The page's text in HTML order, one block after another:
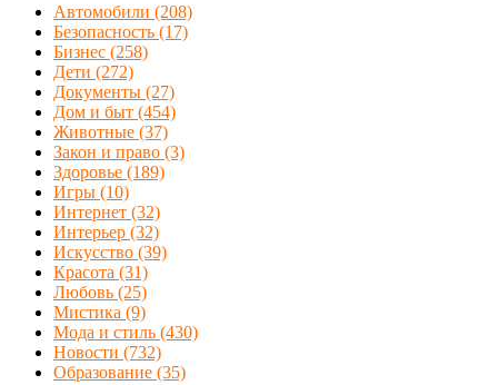
Автомобили (208)
Безопасность (17)
Бизнес (258)
Дети (272)
Документы (27)
Дом и быт (454)
Животные (37)
Закон и право (3)
Здоровье (189)
Игры (10)
Интернет (32)
Интерьер (32)
Искусство (39)
Красота (31)
Любовь (25)
Мистика (9)
Мода и стиль (430)
Новости (732)
Образование (35)